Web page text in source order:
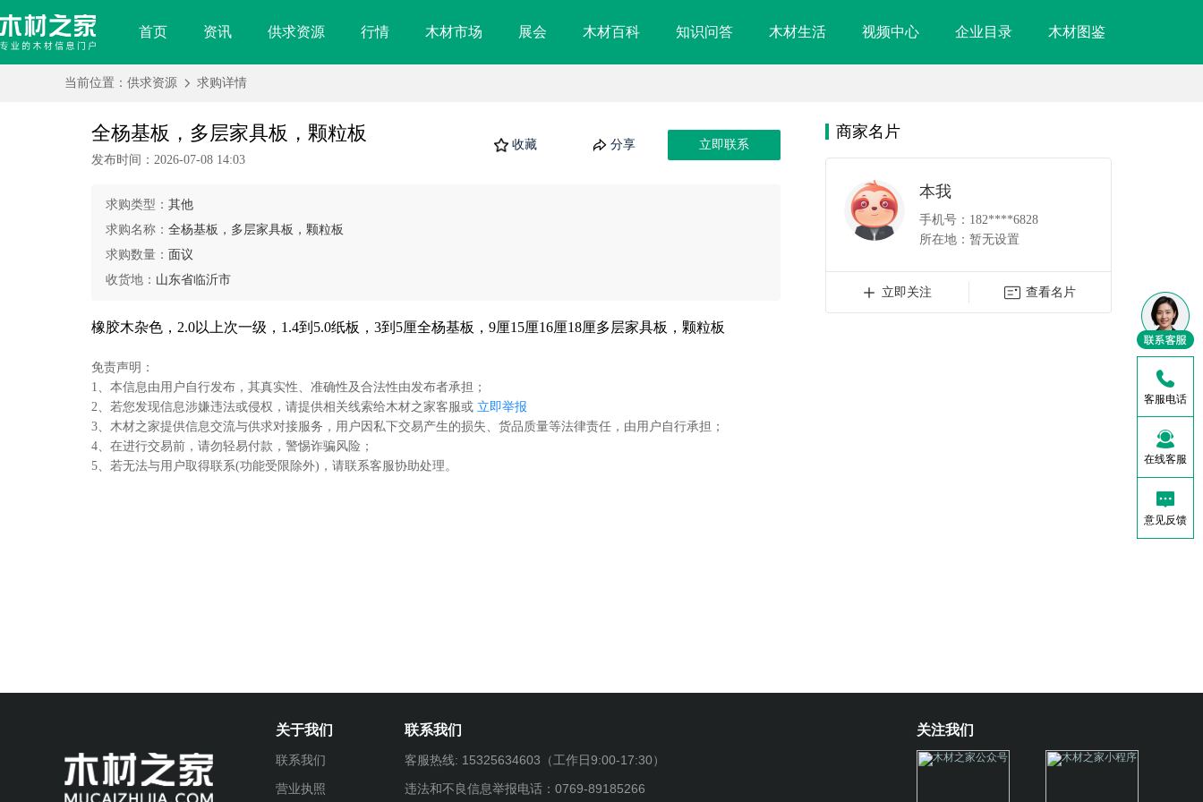
首页 资讯 供求资源 行情 木材市场 展会 木材百科 知识问答 木材生活 视频中心 企业目录 木材图鉴
客服电话
在线客服
意见反馈
当前位置： 供求资源 求购详情
全杨基板，多层家具板，颗粒板
发布时间：2026-07-08 14:03
收藏 分享 立即联系
求购类型： 其他
求购名称： 全杨基板，多层家具板，颗粒板
求购数量： 面议
收货地： 山东省临沂市
橡胶木杂色，2.0以上次一级，1.4到5.0纸板，3到5厘全杨基板，9厘15厘16厘18厘多层家具板，颗粒板
免责声明：
1、本信息由用户自行发布，其真实性、准确性及合法性由发布者承担；
2、若您发现信息涉嫌违法或侵权，请提供相关线索给木材之家客服或 立即举报
3、木材之家提供信息交流与供求对接服务，用户因私下交易产生的损失、货品质量等法律责任，由用户自行承担；
4、在进行交易前，请勿轻易付款，警惕诈骗风险；
5、若无法与用户取得联系(功能受限除外)，请联系客服协助处理。
商家名片
本我
手机号：182****6828
所在地：暂无设置
立即关注 查看名片
关于我们
联系我们
营业执照
联系我们
客服热线: 15325634603（工作日9:00-17:30）
违法和不良信息举报电话：0769-89185266
关注我们